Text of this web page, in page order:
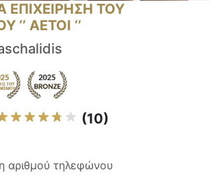
ΕΠΙΧΕΙΡΗΣΗ ΤΟΥ
‘’ ΑΕΤΟΙ ‘’
(10)
αριθμού τηλεφώνου